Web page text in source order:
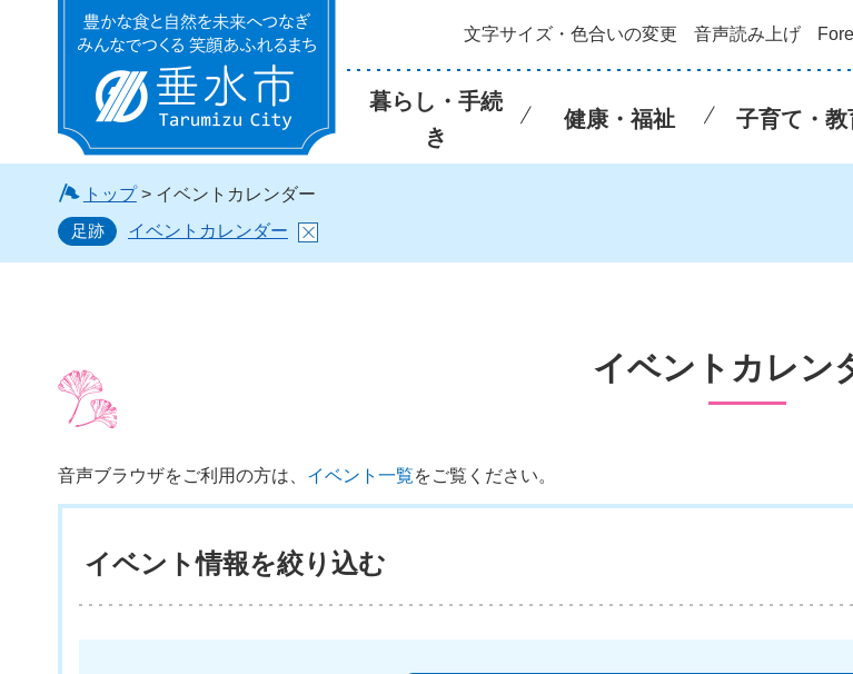
垂水市 文字サイズ・色合いの変更 音声読み上げ
暮らし・手続
き
健康・福祉 子育て・教
トップ> イベントカレンダー
足跡
イベントカレンダー
イベントカレン
音声ブラウザをご利用の方は、 イベント一覧をご覧ください。
イベント情報を絞り込む